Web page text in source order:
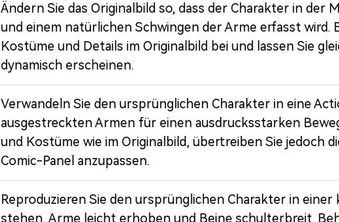
Ändern Sie das Originalbild so, dass der Charakter in
und einem natürlichen Schwingen der Arme erfasst
Kostüme und Details im Originalbild bei und lassen Sie
dynamisch erscheinen.
Verwandeln Sie den ursprünglichen Charakter in eine
ausgestreckten Armen für einen ausdrucksstarken
und Kostüme wie im Originalbild, übertreiben Sie jedoch
Comic-Panel anzupassen.
Reproduzieren Sie den ursprünglichen Charakter in
stehen, Arme leicht erhoben und Beine schulterbreit.